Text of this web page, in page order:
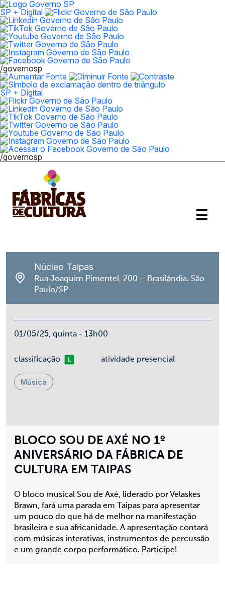
SP + Digital
/governosp
SP + Digital
/governosp
BLOCO SOU DE AXÉ NO 1º
ANIVERSÁRIO DA FÁBRICA DE
CULTURA EM TAIPAS
O bloco musical Sou de Axé, liderado por Velaskes
Brawn, fará uma parada em Taipas para apresentar
um pouco do que há de melhor na manifestação
brasileira e sua africanidade. A apresentação contará
com músicas interativas, instrumentos de percussão
e um grande corpo performático. Participe!
Núcleo Taipas
Rua Joaquim Pimentel, 200 – Brasilândia. São
Paulo/SP
01/05/25, quinta - 13h00
classificaçãoLivre atividade presencial
Música